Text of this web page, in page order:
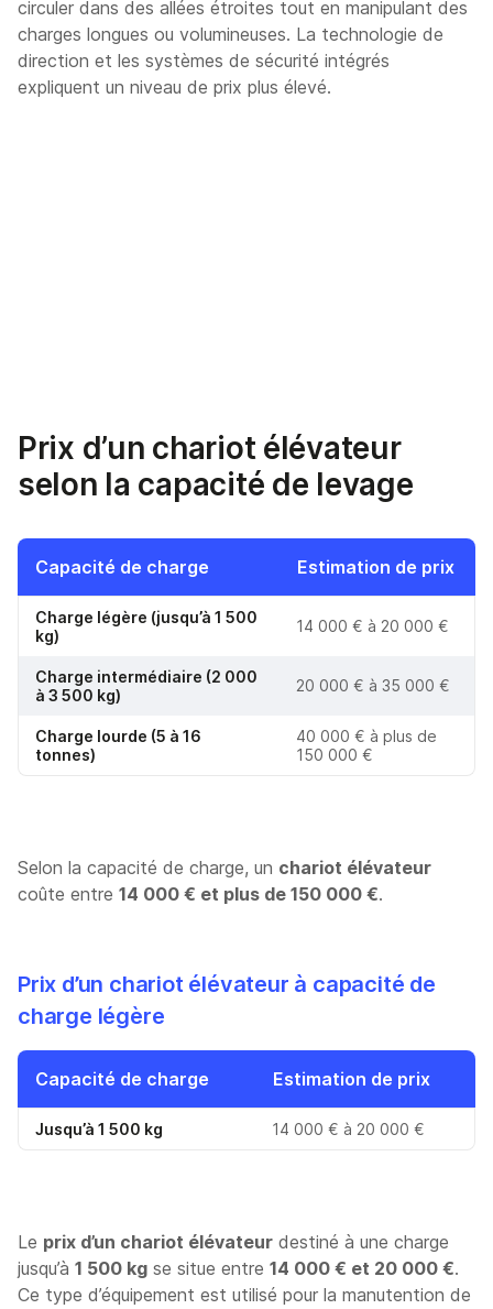
circuler dans des allées étroites tout en manipulant des
charges longues ou volumineuses. La technologie de
direction et les systèmes de sécurité intégrés
expliquent un niveau de prix plus élevé.
Prix d’un chariot élévateur
selon la capacité de levage
Capacité de charge Estimation de prix
Charge légère (jusqu’à 1 500
kg)
14 000 € à 20 000 €
Charge intermédiaire (2 000
à 3 500 kg)
20 000 € à 35 000 €
Charge lourde (5 à 16
tonnes)
40 000 € à plus de
150 000 €
Selon la capacité de charge, un chariot élévateur
coûte entre 14 000 € et plus de 150 000 €.
Prix d’un chariot élévateur à capacité de
charge légère
Capacité de charge Estimation de prix
Jusqu’à 1 500 kg 14 000 € à 20 000 €
Le prix d’un chariot élévateur destiné à une charge
jusqu’à 1 500 kg se situe entre 14 000 € et 20 000 €.
Ce type d’équipement est utilisé pour la manutention de